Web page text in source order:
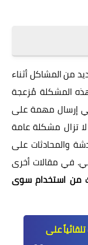
من المشاكل أثناء
هذه المشكلة مُزعجة
إرسال مهمة على
تزال مشكلة عامة
والمحادثات على
في مقالات أخرى
من استخدام سوى
على